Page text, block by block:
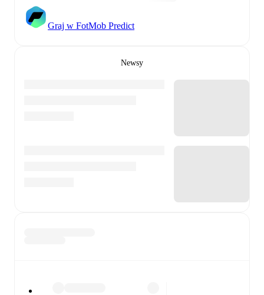
Graj w FotMob Predict
Newsy